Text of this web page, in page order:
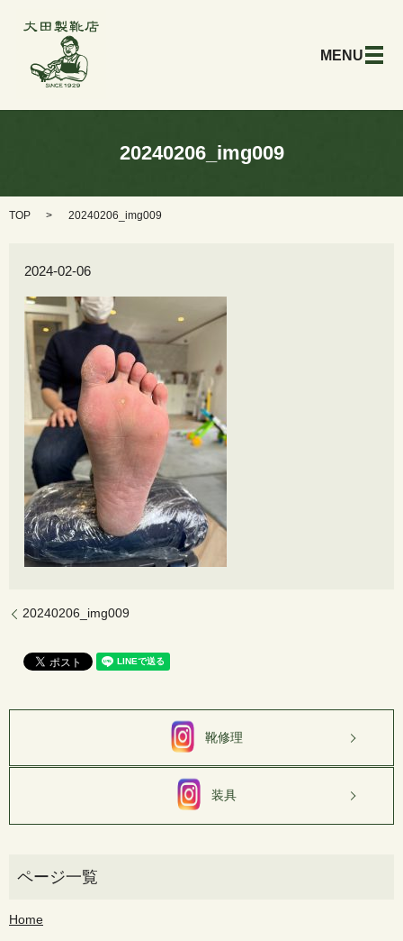
メ
20240206_img009
TOP 20240206_img009
2024-02-06
20240206_img009
靴修理
装具
Home